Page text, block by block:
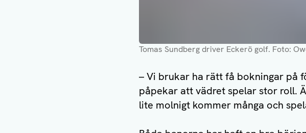
Tomas Sundberg driver Eckerö golf. Foto:
– Vi brukar ha rätt få bokningar på
påpekar att vädret spelar stor roll.
lite molnigt kommer många och